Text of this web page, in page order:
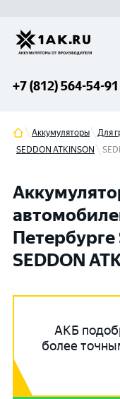
+7 (812) 564-54-91
Аккумуляторы Для
SEDDON ATKINSON
Петербурге
SEDDON
АКБ
более
Гатчина